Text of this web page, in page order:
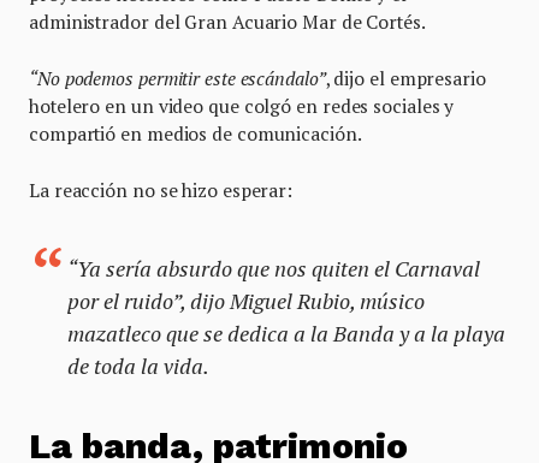
administrador del Gran Acuario Mar de Cortés.
“No podemos permitir este escándalo”, dijo el empresario
hotelero en un video que colgó en redes sociales y
compartió en medios de comunicación.
La reacción no se hizo esperar:
“Ya sería absurdo que nos quiten el Carnaval
por el ruido”, dijo Miguel Rubio, músico
mazatleco que se dedica a la Banda y a la playa
de toda la vida.
La banda, patrimonio